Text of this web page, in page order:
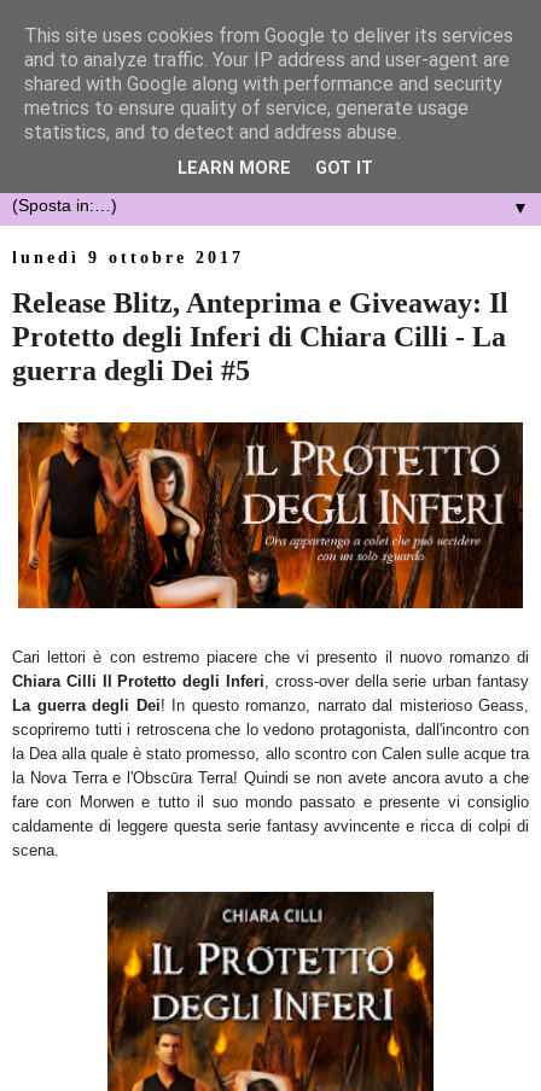
▼
lunedì 9 ottobre 2017
Release Blitz, Anteprima e Giveaway: Il
Protetto degli Inferi di Chiara Cilli - La
guerra degli Dei #5
Cari lettori è con estremo piacere che vi presento il nuovo romanzo di
Chiara Cilli Il Protetto degli Inferi, cross-over della serie urban fantasy
La guerra degli Dei! In questo romanzo, narrato dal misterioso Geass,
scopriremo tutti i retroscena che lo vedono protagonista, dall'incontro con
la Dea alla quale è stato promesso, allo scontro con Calen sulle acque tra
la Nova Terra e l'Obscūra Terra! Quindi se non avete ancora avuto a che
fare con Morwen e tutto il suo mondo passato e presente vi consiglio
caldamente di leggere questa serie fantasy avvincente e ricca di colpi di
scena.
This site uses cookies from Google to deliver its services
and to analyze traffic. Your IP address and user-agent are
shared with Google along with performance and security
metrics to ensure quality of service, generate usage
statistics, and to detect and address abuse.
LEARN MORE GOT IT